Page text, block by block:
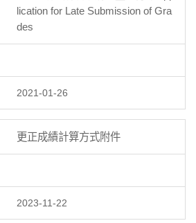
lication for Late Submission of Gra
des
2021-01-26
更正成績計算方式附件
2023-11-22